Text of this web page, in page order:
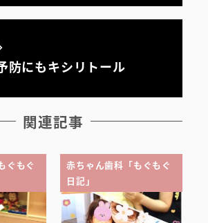
院内ツアー
スタッフ紹介
防にもキシリトール
関連記事
ぐもぐ
赤ちゃん歯科「もぐもぐ
日記」